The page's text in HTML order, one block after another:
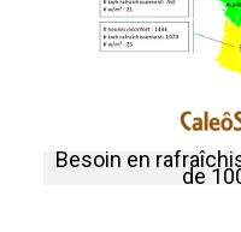
Besoin en
de